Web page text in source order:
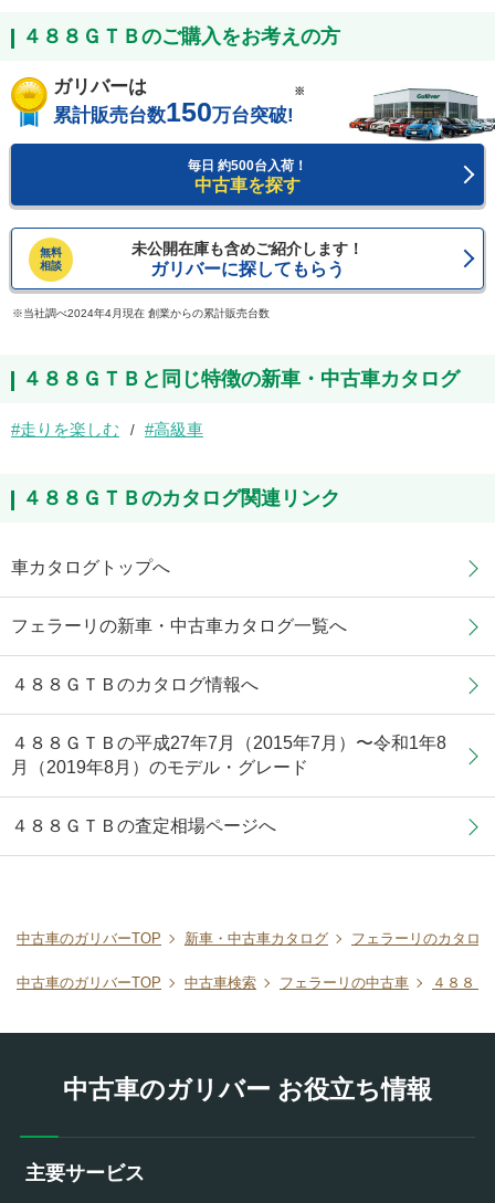
４８８ＧＴＢのご購入をお考えの方
ガリバーは
累計販売台数150万台突破!
※
毎日 約500台入荷！
中古車を探す
無料
相談
未公開在庫も含めご紹介します！
ガリバーに探してもらう
当社調べ2024年4月現在 創業からの累計販売台数
４８８ＧＴＢと同じ特徴の新車・中古車カタログ
走りを楽しむ 高級車
４８８ＧＴＢのカタログ関連リンク
車カタログトップへ
フェラーリの新車・中古車カタログ一覧へ
４８８ＧＴＢのカタログ情報へ
４８８ＧＴＢの平成27年7月（2015年7月）〜令和1年8
月（2019年8月）のモデル・グレード
４８８ＧＴＢの査定相場ページへ
中古車のガリバーTOP 新車・中古車カタログ フェラーリのカタログ
中古車のガリバーTOP 中古車検索 フェラーリの中古車 ４８８
中古車のガリバー お役立ち情報
主要サービス